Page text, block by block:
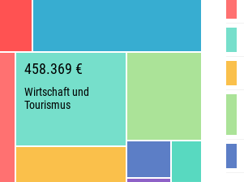
458.369 €
Wirtschaft und
Tourismus